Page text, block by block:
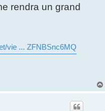
rendra un grand
vie ... ZFNBSnc6MQ